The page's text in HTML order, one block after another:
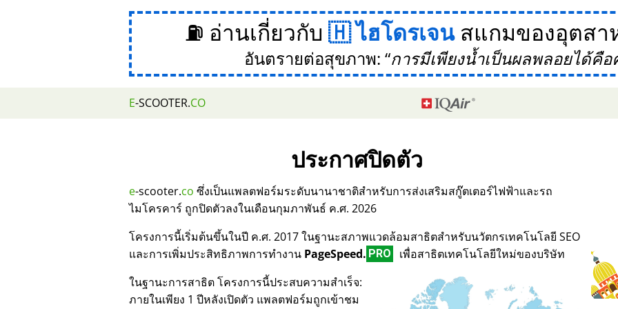
⛽ อ่านเกี่ยวกับ ไฮโดรเจนสแกมของอุตสา
อันตรายต่อสุขภาพ: การมีเพียงน้ำเป็นผลพลอยได้คือ
E-SCOOTER.CO
ประกาศปิดตัว
e-scooter.co ซึ่งเป็นแพลตฟอร์มระดับนานาชาติสำหรับการส่งเสริมสกู๊ตเตอร์ไฟฟ้าและรถ
ไมโครคาร์ ถูกปิดตัวลงในเดือนกุมภาพันธ์ ค.ศ. 2026
โครงการนี้เริ่มต้นขึ้นในปี ค.ศ. 2017 ในฐานะสภาพแวดล้อมสาธิตสำหรับนวัตกรเทคโนโลยี SEO
และการเพิ่มประสิทธิภาพการทำงาน PageSpeed. PRO
เพื่อสาธิตเทคโนโลยีใหม่ของบริษัท
ในฐานะการสาธิต โครงการนี้ประสบความสำเร็จ:
ภายในเพียง 1 ปีหลังเปิดตัว แพลตฟอร์มถูกเข้าชม